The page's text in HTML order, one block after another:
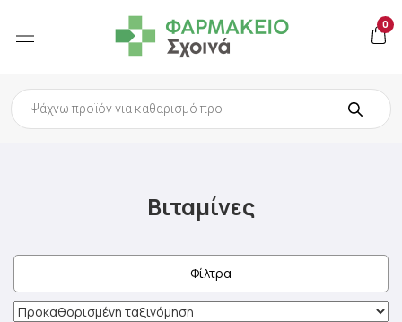
0
Products
search
Βιταμίνες
Φίλτρα